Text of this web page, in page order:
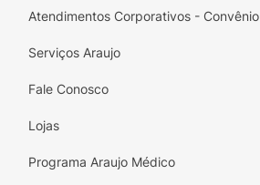
Atendimentos Corporativos - Convênio
Serviços Araujo
Fale Conosco
Lojas
Programa Araujo Médico